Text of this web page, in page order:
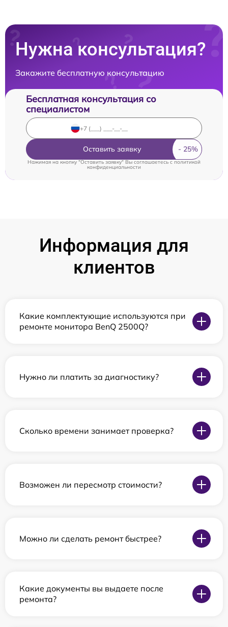
Нужна консультация?
Закажите бесплатную консультацию
Бесплатная консультация со
специалистом
Оставить заявку
Нажимая на кнопку "Оставить заявку" Вы соглашаетесь cполитикой
конфиденциальности
Информация для
клиентов
Какие комплектующие используются при
ремонте монитора BenQ 2500Q?
Нужно ли платить за диагностику?
Сколько времени занимает проверка?
Возможен ли пересмотр стоимости?
Можно ли сделать ремонт быстрее?
Какие документы вы выдаете после
ремонта?